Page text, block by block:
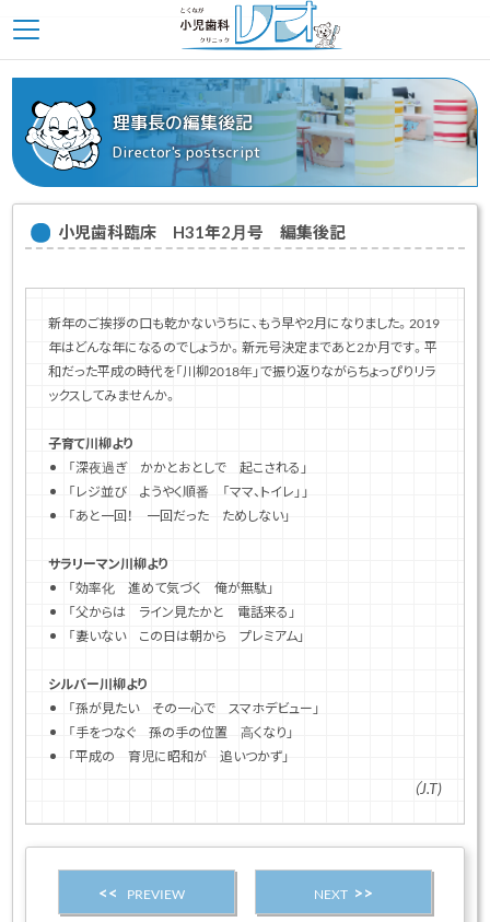
理事長の編集後記
Director's postscript
小児歯科臨床 H31年2月号 編集後記
新年のご挨拶の口も乾かないうちに、もう早や2月になりました。2019
年はどんな年になるのでしょうか。新元号決定まであと2か月です。平
和だった平成の時代を「川柳2018年」で振り返りながらちょっぴりリラ
ックスしてみませんか。
子育て川柳より
「深夜過ぎ かかとおとしで 起こされる」
「レジ並び ようやく順番 「ママ、トイレ」」
「あと一回！ 一回だった ためしない」
サラリーマン川柳より
「効率化 進めて気づく 俺が無駄」
「父からは ライン見たかと 電話来る」
「妻いない この日は朝から プレミアム」
シルバー川柳より
「孫が見たい その一心で スマホデビュー」
「手をつなぐ 孫の手の位置 高くなり」
「平成の 育児に昭和が 追いつかず」
（J.T)
PREVIEW NEXT